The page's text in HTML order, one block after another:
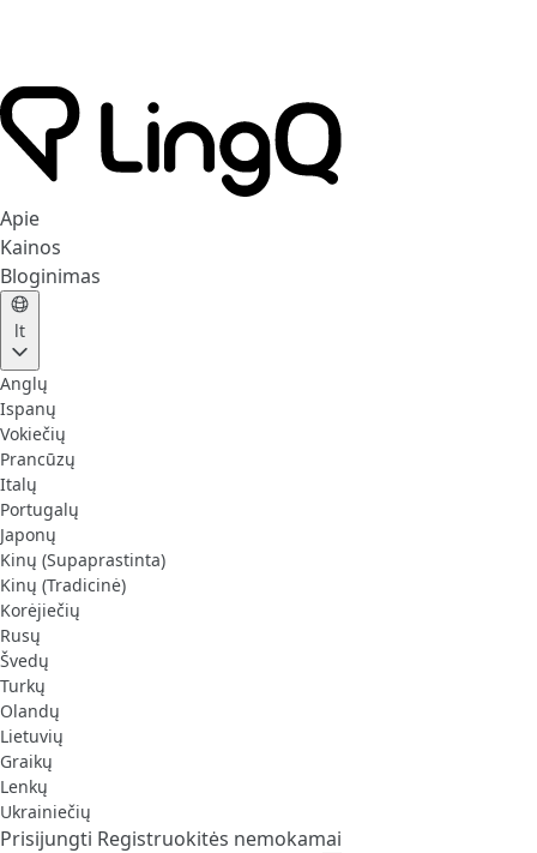
Apie
Kainos
Bloginimas
lt
Anglų
Ispanų
Vokiečių
Prancūzų
Italų
Portugalų
Japonų
Kinų (Supaprastinta)
Kinų (Tradicinė)
Korėjiečių
Rusų
Švedų
Turkų
Olandų
Lietuvių
Graikų
Lenkų
Ukrainiečių
Prisijungti Registruokitės nemokamai